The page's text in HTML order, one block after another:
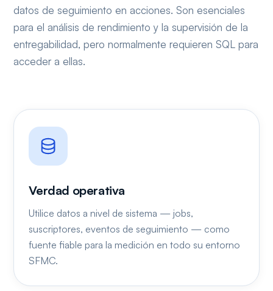
datos de seguimiento en acciones. Son esenciales
para el análisis de rendimiento y la supervisión de la
entregabilidad, pero normalmente requieren SQL para
acceder a ellas.
Verdad operativa
Utilice datos a nivel de sistema — jobs,
suscriptores, eventos de seguimiento — como
fuente fiable para la medición en todo su entorno
SFMC.